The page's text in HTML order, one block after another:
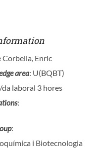
Corbella, Enric
area: U(BQBT)
laboral 3 hores
:
:
i Biotecnologia